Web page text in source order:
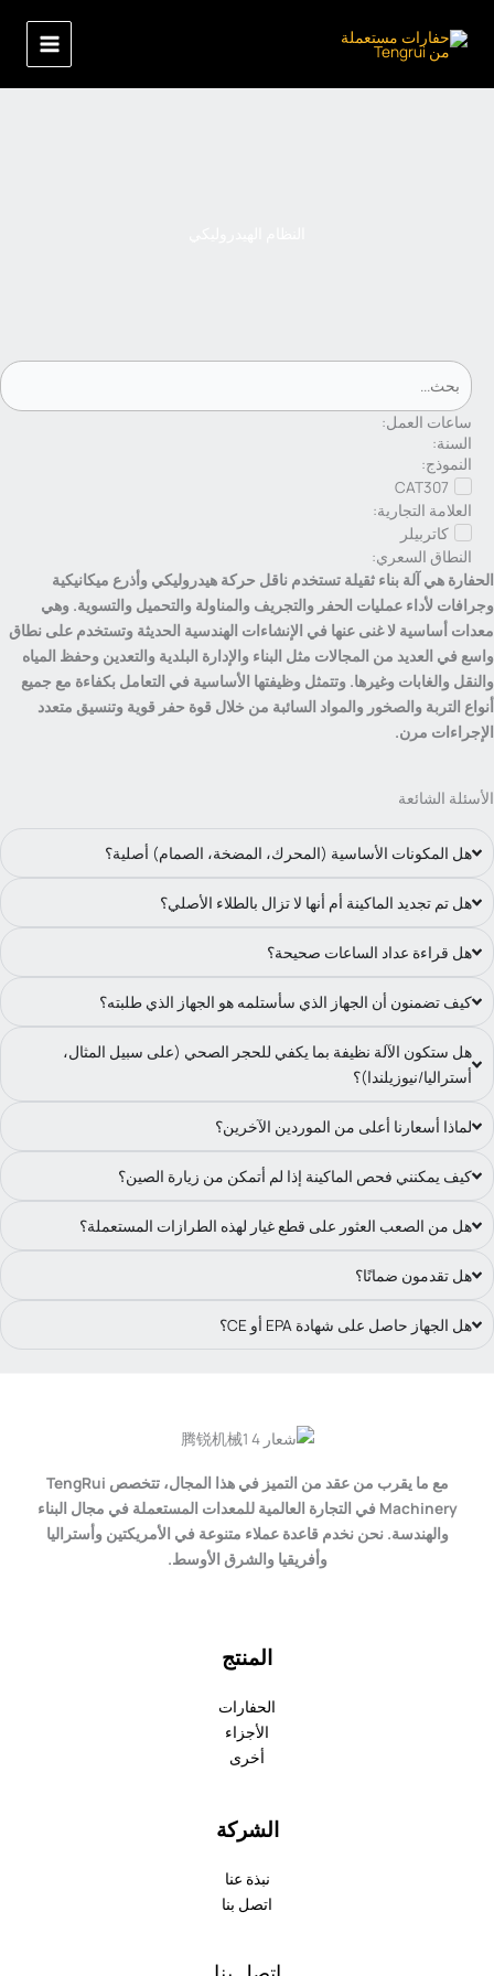
ساعات العمل:
السنة:
النموذج:
CAT307
العلامة التجارية:
كاتربيلر
النطاق السعري:
الحفارة هي آلة بناء ثقيلة تستخدم ناقل حركة هيدروليكي وأذرع ميكانيكية
وجرافات لأداء عمليات الحفر والتجريف والمناولة والتحميل والتسوية. وهي
معدات أساسية لا غنى عنها في الإنشاءات الهندسية الحديثة وتستخدم على نطاق
واسع في العديد من المجالات مثل البناء والإدارة البلدية والتعدين وحفظ المياه
والنقل والغابات وغيرها. وتتمثل وظيفتها الأساسية في التعامل بكفاءة مع جميع
أنواع التربة والصخور والمواد السائبة من خلال قوة حفر قوية وتنسيق متعدد
الإجراءات مرن.
الأسئلة الشائعة
هل المكونات الأساسية (المحرك، المضخة، الصمام) أصلية؟
هل تم تجديد الماكينة أم أنها لا تزال بالطلاء الأصلي؟
هل قراءة عداد الساعات صحيحة؟
كيف تضمنون أن الجهاز الذي سأستلمه هو الجهاز الذي طلبته؟
هل ستكون الآلة نظيفة بما يكفي للحجر الصحي (على سبيل المثال،
أستراليا/نيوزيلندا)؟
لماذا أسعارنا أعلى من الموردين الآخرين؟
كيف يمكنني فحص الماكينة إذا لم أتمكن من زيارة الصين؟
هل من الصعب العثور على قطع غيار لهذه الطرازات المستعملة؟
هل تقدمون ضمانًا؟
هل الجهاز حاصل على شهادة EPA أو CE؟
مع ما يقرب من عقد من التميز في هذا المجال، تتخصص TengRui
Machinery في التجارة العالمية للمعدات المستعملة في مجال البناء
والهندسة. نحن نخدم قاعدة عملاء متنوعة في الأمريكتين وأستراليا
وأفريقيا والشرق الأوسط.
المنتج
الحفارات
الأجزاء
أخرى
الشركة
نبذة عنا
اتصل بنا